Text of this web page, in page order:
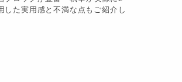
した実用感と不満な点もご紹介し